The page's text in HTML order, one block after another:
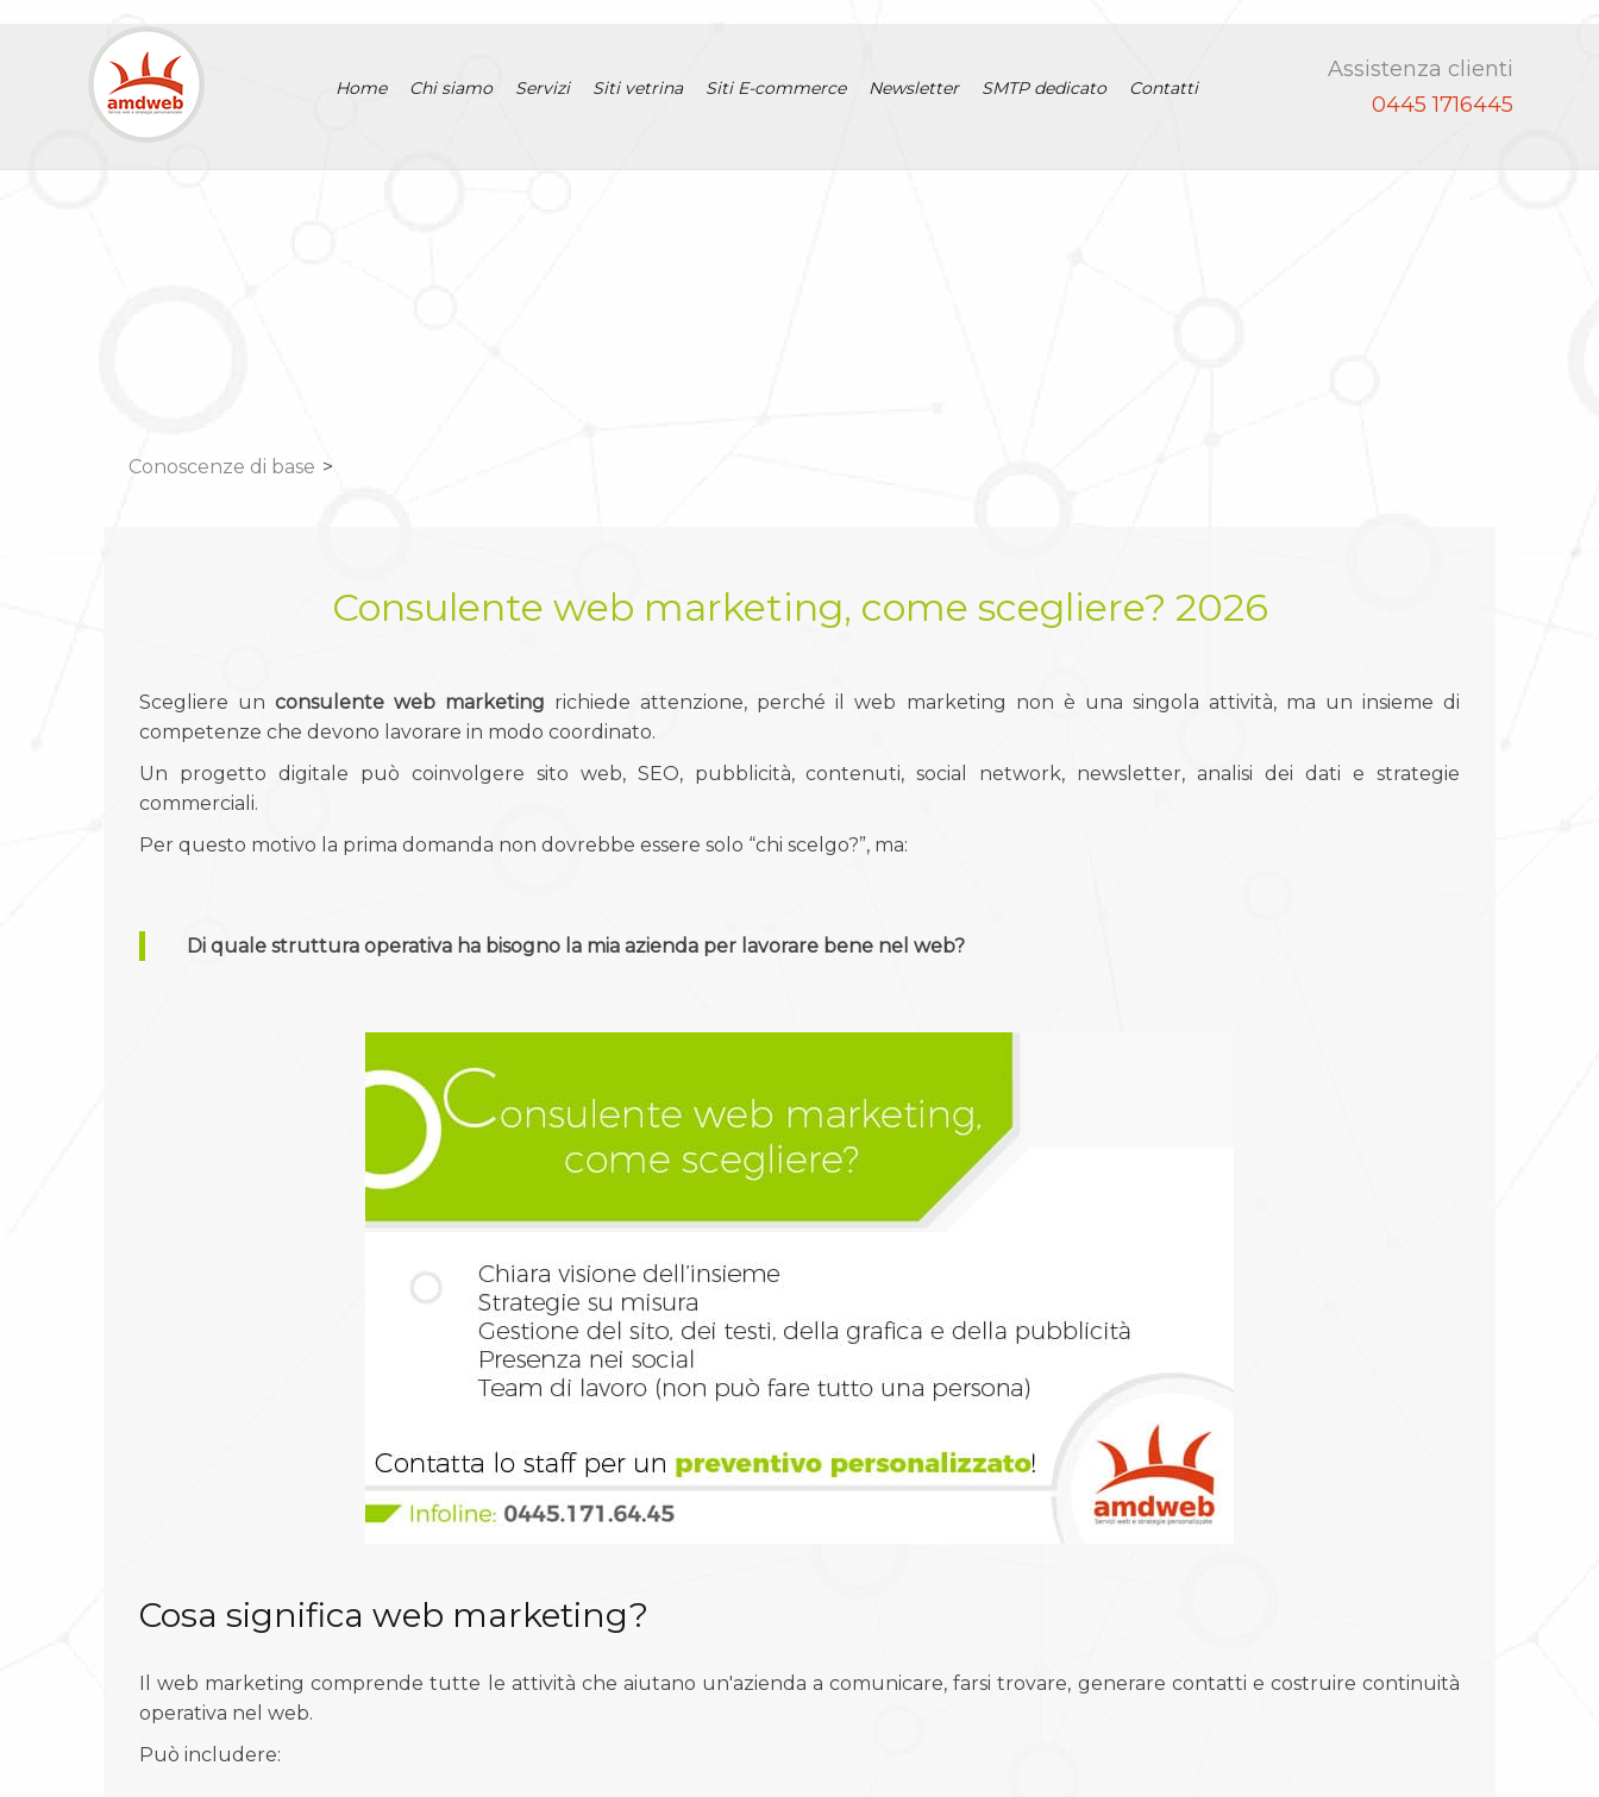
Home Chi siamo Servizi Siti vetrina Siti E-commerce Newsletter SMTP dedicato Contatti
Assistenza clienti
0445 1716445
Conoscenze di base >
Consulente web marketing, come scegliere? 2026
Scegliere unconsulente web marketing richiede attenzione, perché il web marketing non è una singola attività, ma un insieme di
competenze che devono lavorare in modo coordinato.
Un progetto digitale può coinvolgere sito web, SEO, pubblicità, contenuti, social network, newsletter, analisi dei dati e strategie
commerciali.
Per questo motivo la prima domanda non dovrebbe essere solo “chi scelgo?”, ma:
Di quale struttura operativa ha bisogno la mia azienda per lavorare bene nel web?
Cosa significa web marketing?
Il web marketing comprende tutte le attività che aiutano un'azienda a comunicare, farsi trovare, generare contatti e costruire continuità
operativa nel web.
Può includere: